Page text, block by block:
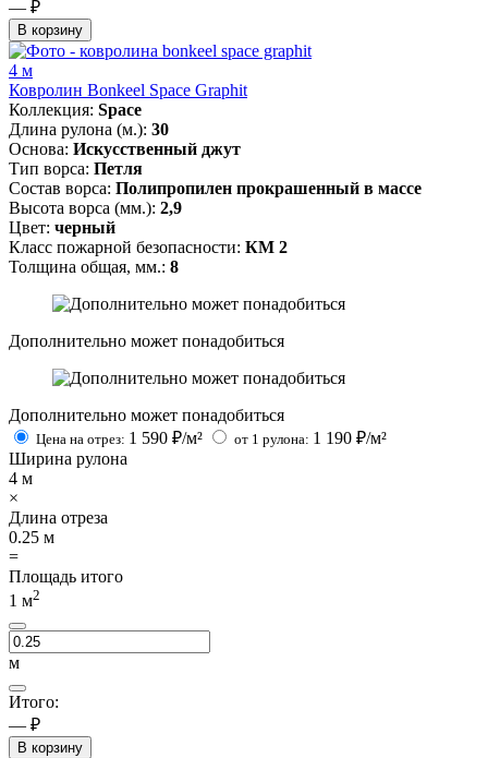
— ₽
В корзину
4 м
Ковролин Bonkeel Space Graphit
Коллекция: Space
Длина рулона (м.): 30
Основа: Искусственный джут
Тип ворса: Петля
Состав ворса: Полипропилен прокрашенный в массе
Высота ворса (мм.): 2,9
Цвет: черный
Класс пожарной безопасности: КМ 2
Толщина общая, мм.: 8
Дополнительно может понадобиться
Дополнительно может понадобиться
Цена на отрез: 1 590 ₽/м² от 1 рулона: 1 190 ₽/м²
Ширина рулона
4 м
×
Длина отреза
0.25 м
=
Площадь итого
1 м2
м
Итого:
— ₽
В корзину